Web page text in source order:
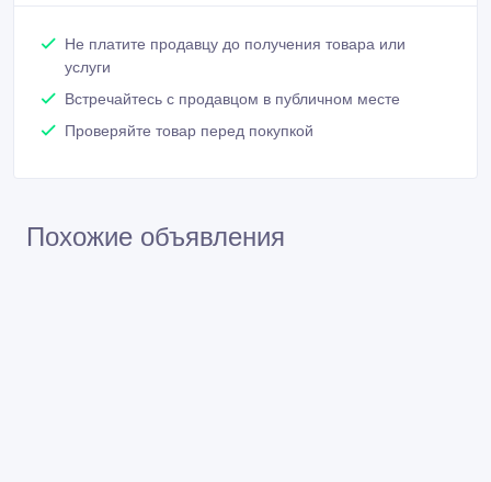
Не платите продавцу до получения товара или
услуги
Встречайтесь с продавцом в публичном месте
Проверяйте товар перед покупкой
Похожие объявления